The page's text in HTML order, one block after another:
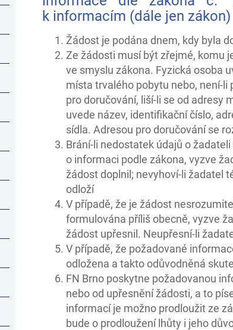
k informacím (dále jen zákon)
Žádost je podána dnem, kdy byla
Ze žádosti musí být zřejmé, komu
ve smyslu zákona. Fyzická osoba
místa trvalého pobytu nebo, není-
pro doručování, liší-li se od adresy
uvede název, identifikační číslo,
sídla. Adresou pro doručování se
Brání-li nedostatek údajů o
o informaci podle zákona, vyzve
žádost doplnil; nevyhoví-li žadatel
odloží
V případě, že je žádost
formulována příliš obecně, vyzve
žádost upřesnil. Neupřesní-li
V případě, že požadované
odložena a takto odůvodněná
FN Brno poskytne požadovanou
nebo od upřesnění žádosti, a to
informací je možno prodloužit ze
bude o prodloužení lhůty i jeho